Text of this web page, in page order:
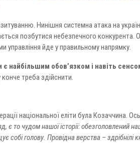
Нинішня системна атака на
позбутися небезпечного конкурента.
управління йде у правильному напрямку.
найбільшим обов’язком і навіть
треба здійснити.
національної еліти була Козаччина.
є то чудом нашої історії: обезголовлений
голову. Провідна верства – здрібнілі